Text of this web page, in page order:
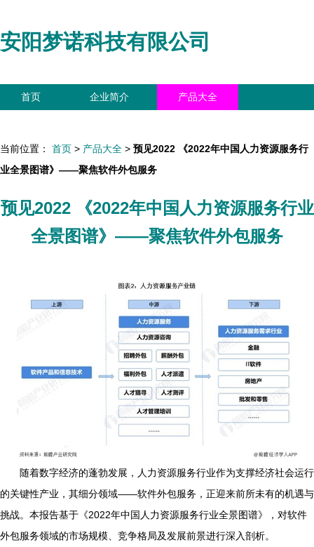
安阳梦诺科技有限公司
首页 企业简介 产品大全
当前位置： 首页 > 产品大全 > 预见2022 《2022年中国人力资源服务行
业全景图谱》——聚焦软件外包服务
预见2022 《2022年中国人力资源服务行业
全景图谱》——聚焦软件外包服务
随着数字经济的蓬勃发展，人力资源服务行业作为支撑经济社会运行
的关键性产业，其细分领域——软件外包服务，正迎来前所未有的机遇与
挑战。本报告基于《2022年中国人力资源服务行业全景图谱》，对软件
外包服务领域的市场规模、竞争格局及发展前景进行深入剖析。